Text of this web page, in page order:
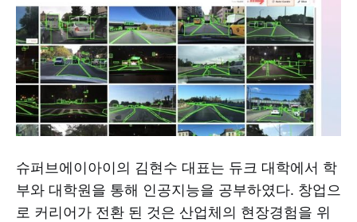
슈퍼브에이아이의 김현수 대표는 듀크 대학에서 학
부와 대학원을 통해 인공지능을 공부하였다. 창업으
로 커리어가 전환 된 것은 산업체의 현장경험을 위